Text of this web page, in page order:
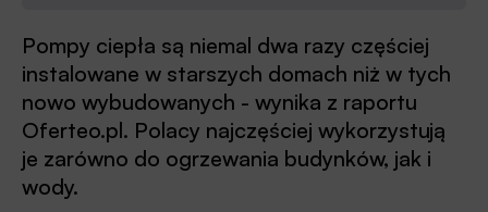
Pompy ciepła są niemal dwa razy częściej
instalowane w starszych domach niż w tych
nowo wybudowanych - wynika z raportu
Oferteo.pl. Polacy najczęściej wykorzystują
je zarówno do ogrzewania budynków, jak i
wody.